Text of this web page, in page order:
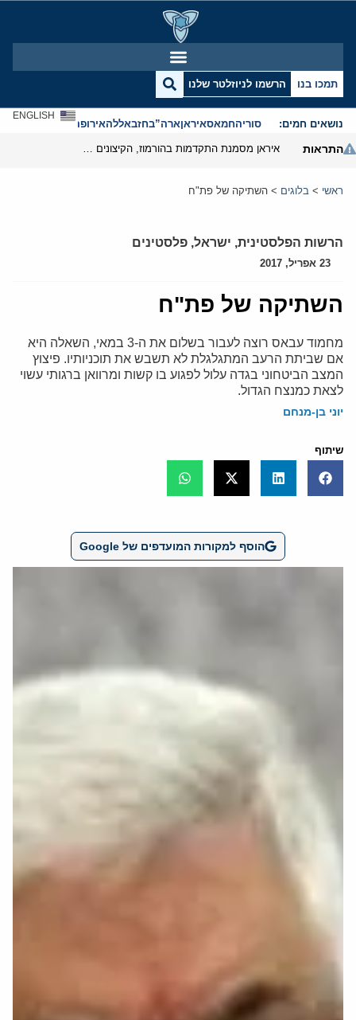
תמכו בנו הרשמו לניוזלטר שלנו
נושאים חמים: סוריהחמאסאיראןארה”בחזבאללהאירופהאנטישמיות
ENGLISH
התראות
ראשי > בלוגים > השתיקה של פת"ח
הרשות הפלסטינית, ישראל, פלסטינים
23 אפריל, 2017
השתיקה של פת"ח
מחמוד עבאס רוצה לעבור בשלום את ה-3 במאי, השאלה היא
אם שביתת הרעב המתגלגלת לא תשבש את תוכניותיו. פיצוץ
המצב הביטחוני בגדה עלול לפגוע בו קשות ומרוואן ברגותי עשוי
לצאת כמנצח הגדול.
יוני בן-מנחם
שיתוף
הוסף למקורות המועדפים של Google